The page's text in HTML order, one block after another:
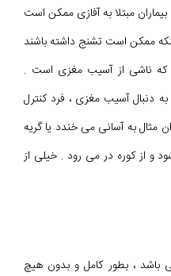
مبتلا به آفازی ممکن است
ممکن است تشنج داشته باشند
که ناشی از آسیب مغزی است .
دنبال آسیب مغزی ، فرد کنترل
مثال به آسانی می خندد یا گریه
و از کوره در می رود . خیلی از
باشد ، بطور کامل و بدون هیچ